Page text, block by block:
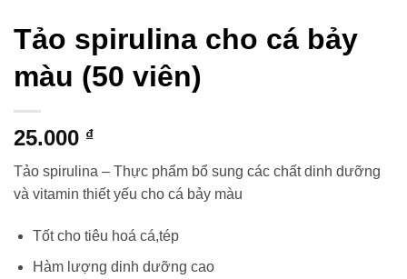
Tảo spirulina cho cá bảy
màu (50 viên)
25.000 ₫
Tảo spirulina – Thực phẩm bổ sung các chất dinh dưỡng
và vitamin thiết yếu cho cá bảy màu
Tốt cho tiêu hoá cá,tép
Hàm lượng dinh dưỡng cao